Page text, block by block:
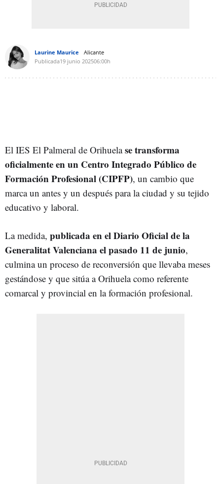
Laurine Maurice
Alicante
Publicada19 junio 202506:00h
El IES El Palmeral de Orihuelase transforma
oficialmente en un Centro Integrado Público de
Formación Profesional (CIPFP), un cambio que
marca un antes y un después para la ciudad y su tejido
educativo y laboral.
La medida, publicada en el Diario Oficial de la
Generalitat Valenciana el pasado 11 de junio,
culmina un proceso de reconversión que llevaba meses
gestándose y que sitúa a Orihuela como referente
comarcal y provincial en la formación profesional.